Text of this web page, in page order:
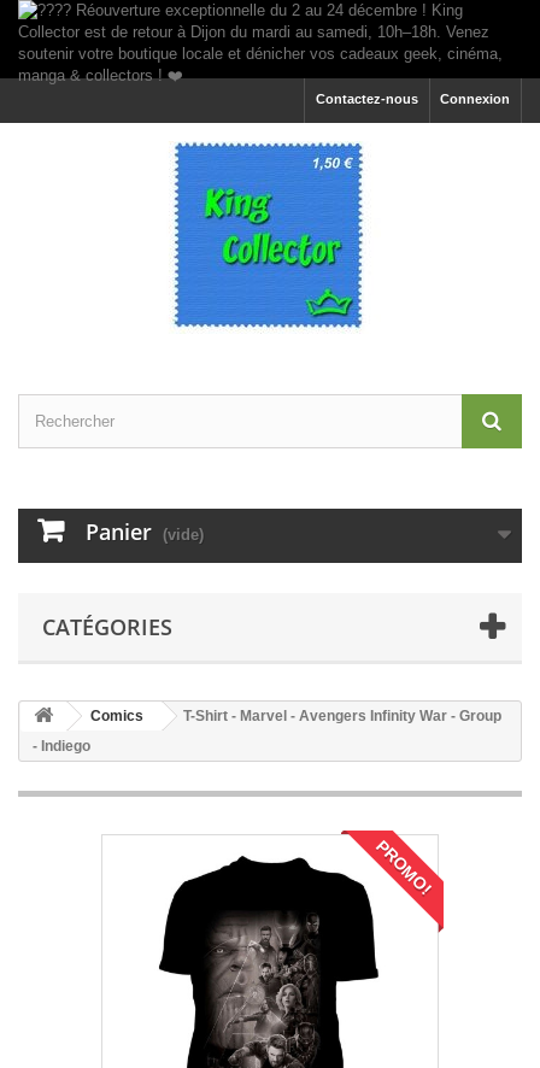
Connexion
Contactez-nous
Panier (vide)
CATÉGORIES
Comics
T-Shirt - Marvel - Avengers Infinity War - Group
- Indiego
PROMO!